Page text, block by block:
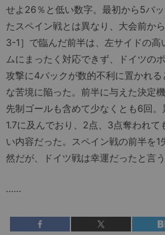
せよ26％と低い数字。最初から5バ
たスペイン戦とは異なり、大会前か
3-1］で臨んだ前半は、左サイドの高
ムにまったく対応できず、ドイツの
攻撃に4バックが数的不利に置かれる
な苦境に陥った。前半に与えた決定
先制ゴールも含めて少なくとも6回
1.7に及んでおり、2点、3点奪われて
い内容だった。スペイン戦の前半を
然だが、ドイツ戦は幸運だったと言う
……